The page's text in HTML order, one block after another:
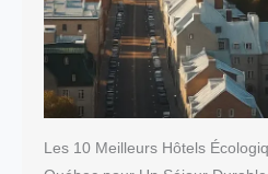
Les 10 Meilleurs Hôtels